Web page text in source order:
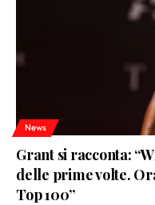
News
Grant si racconta:
delle prime volte.
Top 100”